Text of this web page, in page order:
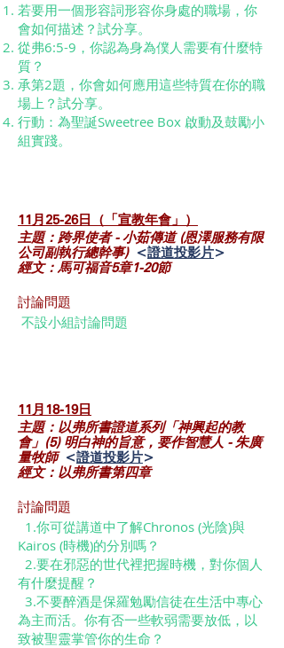
若要用一個形容詞形容你身處的職場，你
會如何描述？試分享。
從弗6:5-9，你認為身為僕人需要有什麼特
質？
承第2題，你會如何應用這些特質在你的職
場上？試分享。
行動：為聖誕Sweetree Box 啟動及鼓勵小
組實踐。
11月25-26日（「宣教年會」）
主題：跨界使者 - 小茹傳道 (恩澤服務有限
公司副執行總幹事)
<證道投影片>
經文：馬可福音5章1-20節‬
討論問題
不設小組討論問題
11月18-19日
主題：以弗所書證道系列「神興起的教
會」(5) 明白神的旨意，要作智慧人 - 朱廣
量牧師 <證道投影片>
經文：以弗所書第四章‬
討論問題
​​ 1.你可從講道中了解Chronos (光陰)與
Kairos (時機)的分別嗎？
2.要在邪惡的世代裡把握時機，對你個人
有什麼提醒？
3.不要醉酒是保羅勉勵信徒在生活中專心
為主而活。你有否一些軟弱需要放低，以
致被聖靈掌管你的生命？